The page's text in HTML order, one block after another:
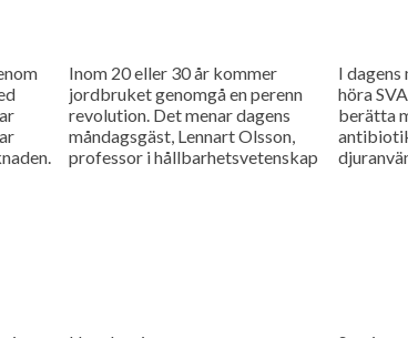
Inom 20 eller 30 år kommer
jordbruket genomgå en perenn
revolution. Det menar dagens
måndagsgäst, Lennart Olsson,
professor i hållbarhetsvetenskap
I dagens
höra
berätta